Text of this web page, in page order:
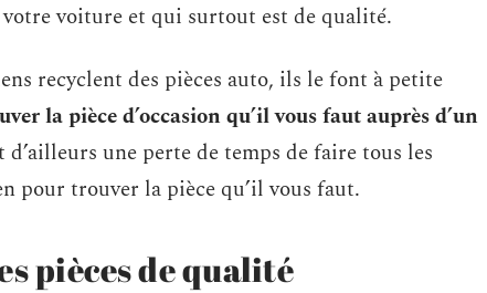
votre voiture et qui surtout est de qualité.
recyclent des pièces auto, ils le font à petite
la pièce d’occasion qu’il vous faut auprès d’un
d’ailleurs une perte de temps de faire tous les
pour trouver la pièce qu’il vous faut.
pièces de qualité